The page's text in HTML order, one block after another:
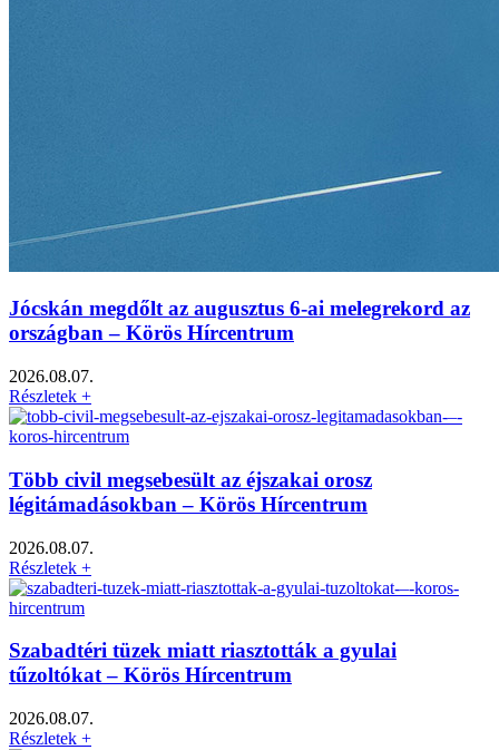
Jócskán megdőlt az augusztus 6-ai melegrekord az
országban – Körös Hírcentrum
2026.08.07.
Részletek +
Több civil megsebesült az éjszakai orosz
légitámadásokban – Körös Hírcentrum
2026.08.07.
Részletek +
Szabadtéri tüzek miatt riasztották a gyulai
tűzoltókat – Körös Hírcentrum
2026.08.07.
Részletek +